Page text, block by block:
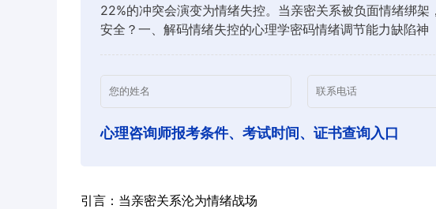
22%的冲突会演变为情绪失控。当亲密关系被负面情绪绑
安全？一、解码情绪失控的心理学密码情绪调节能力缺陷神
心理咨询师报考条件、考试时间、证书查询入口
引言：当亲密关系沦为情绪战场